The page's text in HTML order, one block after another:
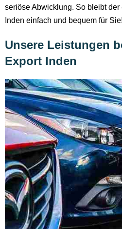
seriöse Abwicklung. So bleibt der
Inden einfach und bequem für Sie!
Unsere Leistungen
Export Inden